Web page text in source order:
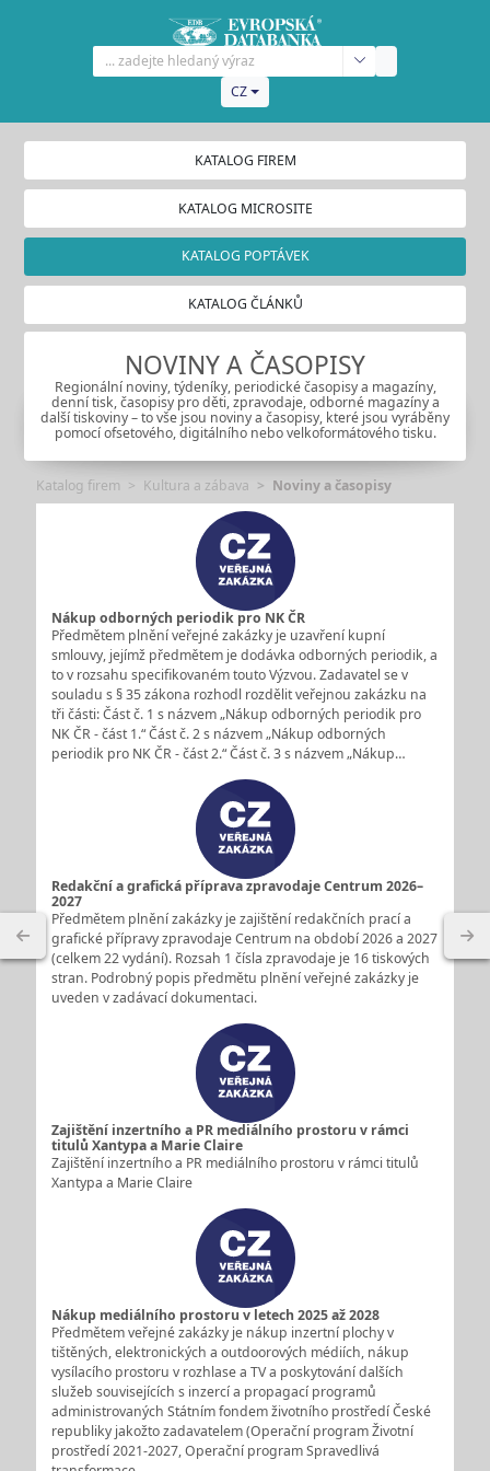
CZ
KATALOG FIREM
KATALOG MICROSITE
KATALOG POPTÁVEK
KATALOG ČLÁNKŮ
NOVINY A ČASOPISY
Regionální noviny, týdeníky, periodické časopisy a magazíny,
denní tisk, časopisy pro děti, zpravodaje, odborné magazíny a
další tiskoviny – to vše jsou noviny a časopisy, které jsou vyráběny
pomocí ofsetového, digitálního nebo velkoformátového tisku.
Katalog firem Kultura a zábava Noviny a časopisy
Nákup odborných periodik pro NK ČR
Předmětem plnění veřejné zakázky je uzavření kupní
smlouvy, jejímž předmětem je dodávka odborných periodik, a
to v rozsahu specifikovaném touto Výzvou. Zadavatel se v
souladu s § 35 zákona rozhodl rozdělit veřejnou zakázku na
tři části: Část č. 1 s názvem „Nákup odborných periodik pro
NK ČR - část 1.“ Část č. 2 s názvem „Nákup odborných
periodik pro NK ČR - část 2.“ Část č. 3 s názvem „Nákup…
Redakční a grafická příprava zpravodaje Centrum 2026–
2027
Předmětem plnění zakázky je zajištění redakčních prací a
grafické přípravy zpravodaje Centrum na období 2026 a 2027
(celkem 22 vydání). Rozsah 1 čísla zpravodaje je 16 tiskových
stran. Podrobný popis předmětu plnění veřejné zakázky je
uveden v zadávací dokumentaci.
Zajištění inzertního a PR mediálního prostoru v rámci
titulů Xantypa a Marie Claire
Zajištění inzertního a PR mediálního prostoru v rámci titulů
Xantypa a Marie Claire
Nákup mediálního prostoru v letech 2025 až 2028
Předmětem veřejné zakázky je nákup inzertní plochy v
tištěných, elektronických a outdoorových médiích, nákup
vysílacího prostoru v rozhlase a TV a poskytování dalších
služeb souvisejících s inzercí a propagací programů
administrovaných Státním fondem životního prostředí České
republiky jakožto zadavatelem (Operační program Životní
prostředí 2021-2027, Operační program Spravedlivá